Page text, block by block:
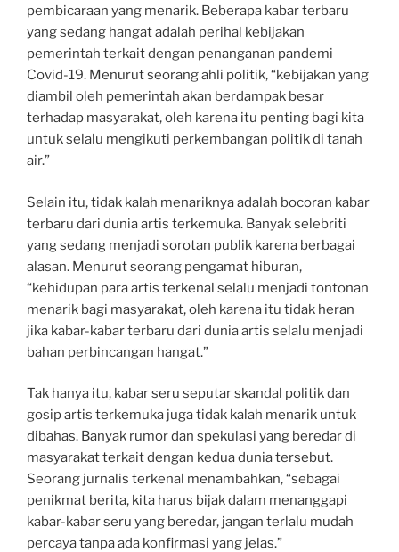
pembicaraan yang menarik. Beberapa kabar terbaru
yang sedang hangat adalah perihal kebijakan
pemerintah terkait dengan penanganan pandemi
Covid-19. Menurut seorang ahli politik, “kebijakan yang
diambil oleh pemerintah akan berdampak besar
terhadap masyarakat, oleh karena itu penting bagi kita
untuk selalu mengikuti perkembangan politik di tanah
air.”
Selain itu, tidak kalah menariknya adalah bocoran kabar
terbaru dari dunia artis terkemuka. Banyak selebriti
yang sedang menjadi sorotan publik karena berbagai
alasan. Menurut seorang pengamat hiburan,
“kehidupan para artis terkenal selalu menjadi tontonan
menarik bagi masyarakat, oleh karena itu tidak heran
jika kabar-kabar terbaru dari dunia artis selalu menjadi
bahan perbincangan hangat.”
Tak hanya itu, kabar seru seputar skandal politik dan
gosip artis terkemuka juga tidak kalah menarik untuk
dibahas. Banyak rumor dan spekulasi yang beredar di
masyarakat terkait dengan kedua dunia tersebut.
Seorang jurnalis terkenal menambahkan, “sebagai
penikmat berita, kita harus bijak dalam menanggapi
kabar-kabar seru yang beredar, jangan terlalu mudah
percaya tanpa ada konfirmasi yang jelas.”